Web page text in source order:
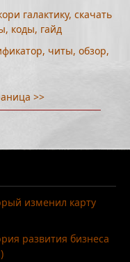
галактику, скачать
коды, гайд
читы, обзор,
>>
изменил карту
развития бизнеса